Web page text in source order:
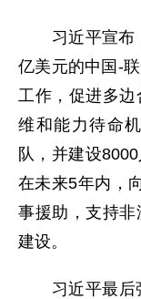
习近平宣布，
亿美元的中国-
工作，促进多
维和能力待命
队，并建设
在未来5年内，
事援助，支持
建设。
习近平最后强